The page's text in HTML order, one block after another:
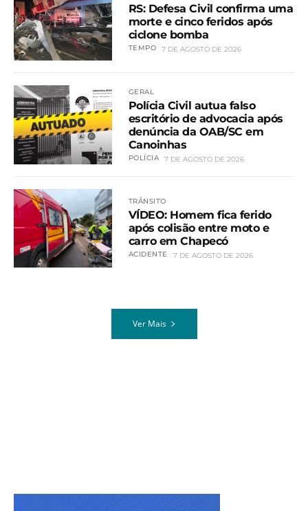
RS: Defesa Civil confirma uma
morte e cinco feridos após
ciclone bomba
TEMPO 7 DE AGOSTO DE 2026
GERAL
Polícia Civil autua falso
escritório de advocacia após
denúncia da OAB/SC em
Canoinhas
POLÍCIA 7 DE AGOSTO DE 2026
TRÂNSITO
VÍDEO: Homem fica ferido
após colisão entre moto e
carro em Chapecó
ACIDENTE 7 DE AGOSTO DE 2026
Ver Mais